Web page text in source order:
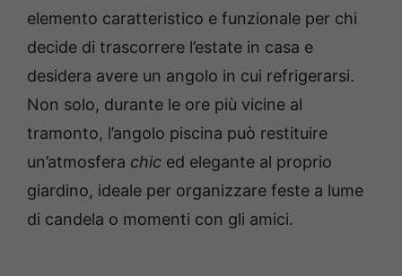
elemento caratteristico e funzionale per chi
decide di trascorrere l’estate in casa e
desidera avere un angolo in cui refrigerarsi.
Non solo, durante le ore più vicine al
tramonto, l’angolo piscina può restituire
un’atmosfera chic ed elegante al proprio
giardino, ideale per organizzare feste a lume
di candela o momenti con gli amici.